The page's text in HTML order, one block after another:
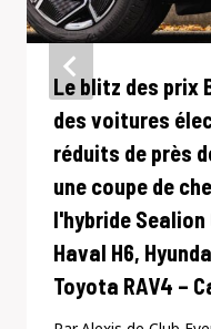
Le blitz des prix
des voitures
réduits de près
une coupe de
l'hybride Sealion
Haval H6,
Toyota RAV4 –